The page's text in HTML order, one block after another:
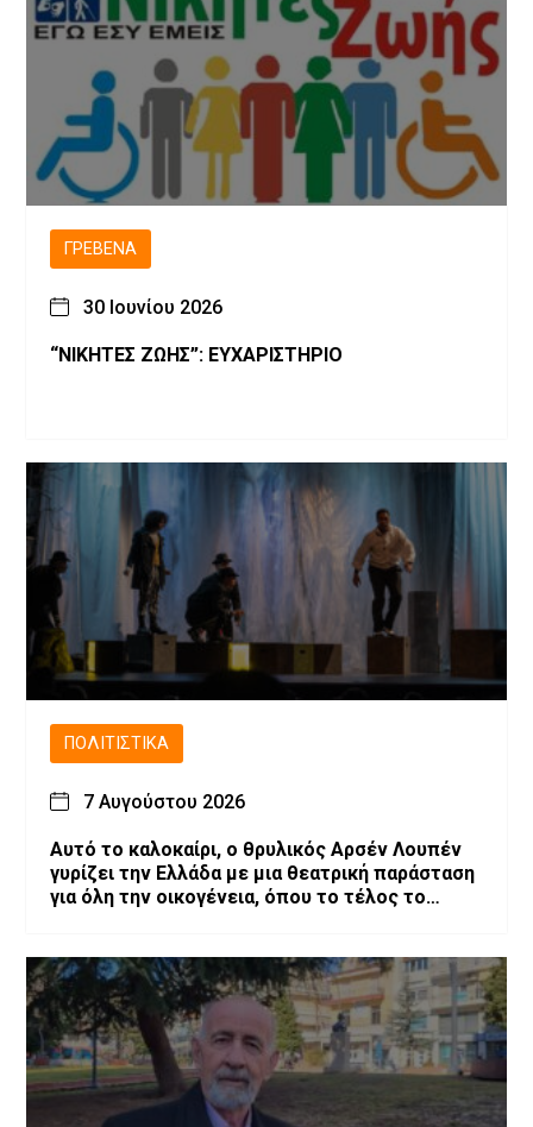
ΓΡΕΒΕΝΆ
30 Ιουνίου 2026
“ΝΙΚΗΤΕΣ ΖΩΗΣ”: ΕΥΧΑΡΙΣΤΗΡΙΟ
ΠΟΛΙΤΙΣΤΙΚΆ
7 Αυγούστου 2026
Αυτό το καλοκαίρι, ο θρυλικός Αρσέν Λουπέν
γυρίζει την Ελλάδα με μια θεατρική παράσταση
για όλη την οικογένεια, όπου το τέλος το